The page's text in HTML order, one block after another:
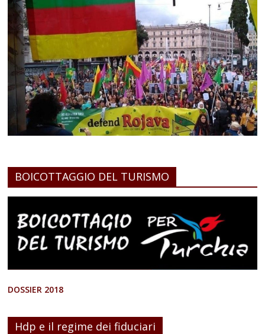
BOICOTTAGGIO DEL TURISMO
DOSSIER 2018
Hdp e il regime dei fiduciari